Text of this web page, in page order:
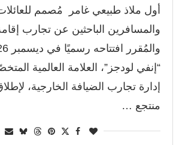
أول ملاذ طبيعي غامر مُصمم
والمسافرين الباحثين عن تجارب إقامة
“إنفي لودجز”، العلامة العالمية
إدارة تجارب الضيافة الخارجية،
منتجع …